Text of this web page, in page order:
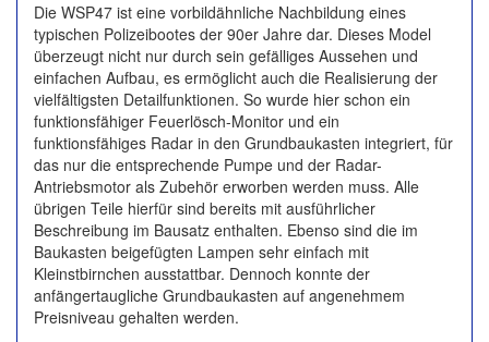
Die WSP47 ist eine vorbildähnliche Nachbildung eines
typischen Polizeibootes der 90er Jahre dar. Dieses Model
überzeugt nicht nur durch sein gefälliges Aussehen und
einfachen Aufbau, es ermöglicht auch die Realisierung der
vielfältigsten Detailfunktionen. So wurde hier schon ein
funktionsfähiger Feuerlösch-Monitor und ein
funktionsfähiges Radar in den Grundbaukasten integriert, für
das nur die entsprechende Pumpe und der Radar-
Antriebsmotor als Zubehör erworben werden muss. Alle
übrigen Teile hierfür sind bereits mit ausführlicher
Beschreibung im Bausatz enthalten. Ebenso sind die im
Baukasten beigefügten Lampen sehr einfach mit
Kleinstbirnchen ausstattbar. Dennoch konnte der
anfängertaugliche Grundbaukasten auf angenehmem
Preisniveau gehalten werden.